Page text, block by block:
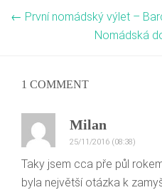
← První nomádský výlet –
Nomádská
1 COMMENT
Milan
25/11/2016 (08:38)
Taky jsem cca pře půl
byla největší otázka k